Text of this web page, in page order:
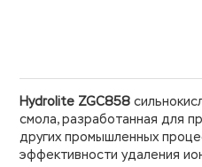
Hydrolite ZGC858
смола, разработанная для
других промышленных
эффективности удаления